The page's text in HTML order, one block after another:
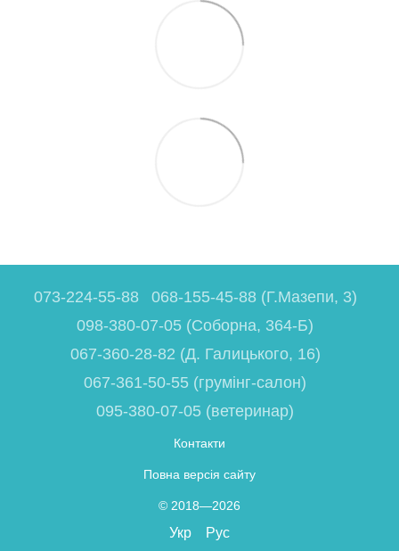
073-224-55-88
068-155-45-88 (Г.Мазепи, 3)
098-380-07-05 (Соборна, 364-Б)
067-360-28-82 (Д. Галицького, 16)
067-361-50-55 (грумінг-салон)
095-380-07-05 (ветеринар)
Контакти
Повна версія сайту
© 2018—2026
Укр Рус